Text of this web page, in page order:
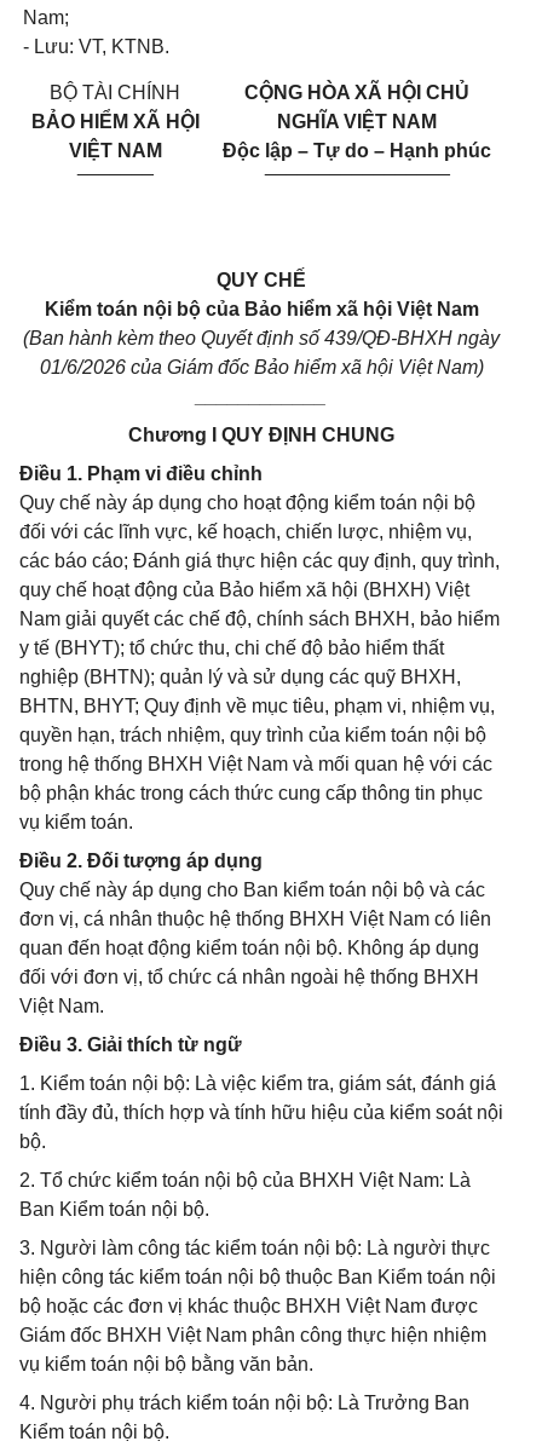
Nam;
- Lưu: VT, KTNB.
BỘ TÀI CHÍNH
BẢO HIỂM XÃ HỘI
VIỆT NAM
_______
CỘNG HÒA XÃ HỘI CHỦ
NGHĨA VIỆT NAM
Độc lập – Tự do – Hạnh phúc
_________________
QUY CHẾ
Kiểm toán nội bộ của Bảo hiểm xã hội Việt Nam
(Ban hành kèm theo Quyết định số 439/QĐ-BHXH ngày
01/6/2026 của Giám đốc Bảo hiểm xã hội Việt Nam)
Chương I QUY ĐỊNH CHUNG
Điều 1. Phạm vi điều chỉnh
Quy chế này áp dụng cho hoạt động kiểm toán nội bộ
đối với các lĩnh vực, kế hoạch, chiến lược, nhiệm vụ,
các báo cáo; Đánh giá thực hiện các quy định, quy trình,
quy chế hoạt động của Bảo hiểm xã hội (BHXH) Việt
Nam giải quyết các chế độ, chính sách BHXH, bảo hiểm
y tế (BHYT); tổ chức thu, chi chế độ bảo hiểm thất
nghiệp (BHTN); quản lý và sử dụng các quỹ BHXH,
BHTN, BHYT; Quy định về mục tiêu, phạm vi, nhiệm vụ,
quyền hạn, trách nhiệm, quy trình của kiểm toán nội bộ
trong hệ thống BHXH Việt Nam và mối quan hệ với các
bộ phận khác trong cách thức cung cấp thông tin phục
vụ kiểm toán.
Điều 2. Đối tượng áp dụng
Quy chế này áp dụng cho Ban kiểm toán nội bộ và các
đơn vị, cá nhân thuộc hệ thống BHXH Việt Nam có liên
quan đến hoạt động kiểm toán nội bộ. Không áp dụng
đối với đơn vị, tổ chức cá nhân ngoài hệ thống BHXH
Việt Nam.
Điều 3. Giải thích từ ngữ
1. Kiểm toán nội bộ: Là việc kiểm tra, giám sát, đánh giá
tính đầy đủ, thích hợp và tính hữu hiệu của kiểm soát nội
bộ.
2. Tổ chức kiểm toán nội bộ của BHXH Việt Nam: Là
Ban Kiểm toán nội bộ.
3. Người làm công tác kiểm toán nội bộ: Là người thực
hiện công tác kiểm toán nội bộ thuộc Ban Kiểm toán nội
bộ hoặc các đơn vị khác thuộc BHXH Việt Nam được
Giám đốc BHXH Việt Nam phân công thực hiện nhiệm
vụ kiểm toán nội bộ bằng văn bản.
4. Người phụ trách kiểm toán nội bộ: Là Trưởng Ban
Kiểm toán nội bộ.